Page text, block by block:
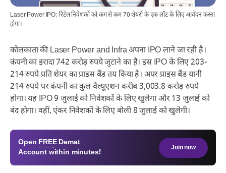
Laser Power IPO: रिटेल निवेशकों को कम से कम 70 शेयरों के एक लॉट के लिए आवेदन करना
होगा।
कोलकाता की Laser Power and Infra अपना IPO लाने जा रही है।
कंपनी का इरादा 742 करोड़ रुपये जुटाने का है। इस IPO के लिए 203-
214 रुपये प्रति शेयर का प्राइस बैंड तय किया है। अपर प्राइस बैंड यानी
214 रुपये पर कंपनी का कुल वैल्यूएशन करीब 3,003.8 करोड़ रुपये
होगा। यह IPO 9 जुलाई को निवेशकों के लिए खुलेगा और 13 जुलाई को
बंद होगा। वहीं, एंकर निवेशकों के लिए बोली 8 जुलाई को खुलेगी।
Open FREE Demat
Account within minutes!
Join now